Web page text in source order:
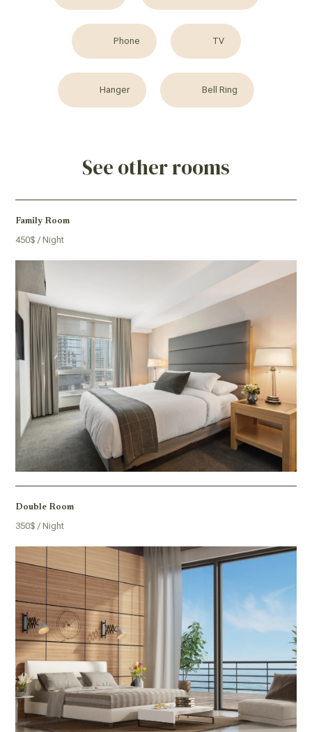
Phone TV
Hanger Bell Ring
See other rooms
Family Room
450$ / Night
Double Room
350$ / Night